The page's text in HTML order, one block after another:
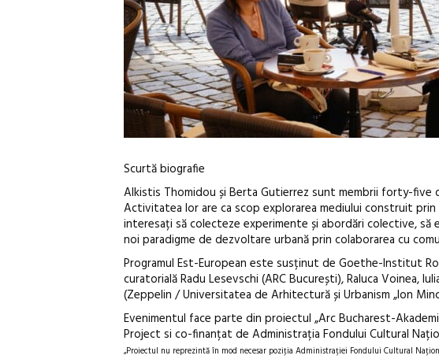
Scurtă biografie
Alkistis Thomidou și Berta Gutierrez sunt membrii forty-five
Activitatea lor are ca scop explorarea mediului construit
interesați să colecteze experimente și abordări colective,
noi paradigme de dezvoltare urbană prin colaborarea cu
Programul Est-European este susținut de Goethe-Institut
curatorială Radu Lesevschi (ARC București), Raluca Voinea,
(Zeppelin / Universitatea de Arhitectură și Urbanism „Ion
Evenimentul face parte din proiectul „Arc Bucharest-
Project si co-finanțat de Administrația Fondului Cultural
„Proiectul nu reprezintă în mod necesar poziţia Administrației Fondului Cultural